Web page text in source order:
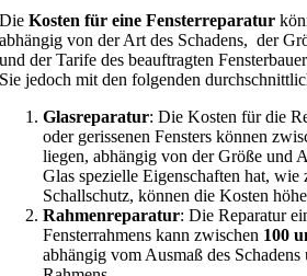
DieKosten für eine Fensterreparatur
abhängig von der Art des Schadens, der
und der Tarife des beauftragten
Sie jedoch mit den folgenden
Glasreparatur: Die Kosten für die
oder gerissenen Fensters können
liegen, abhängig von der Größe und
Glas spezielle Eigenschaften hat,
Schallschutz, können die Kosten
Rahmenreparatur: Die Reparatur
Fensterrahmens kann zwischen 100
abhängig vom Ausmaß des